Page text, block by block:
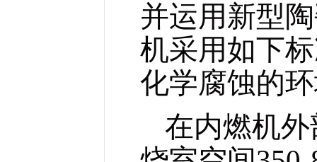
并运用新型
机采用如下
化学腐蚀的
在内燃机